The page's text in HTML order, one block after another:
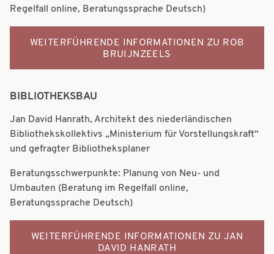
Regelfall online, Beratungssprache Deutsch)
WEITERFÜHRENDE INFORMATIONEN ZU ROB
BRUIJNZEELS
BIBLIOTHEKSBAU
Jan David Hanrath, Architekt des niederländischen
Bibliothekskollektivs „Ministerium für Vorstellungskraft“
und gefragter Bibliotheksplaner
Beratungsschwerpunkte: Planung von Neu- und
Umbauten (Beratung im Regelfall online,
Beratungssprache Deutsch)
WEITERFÜHRENDE INFORMATIONEN ZU JAN
DAVID HANRATH